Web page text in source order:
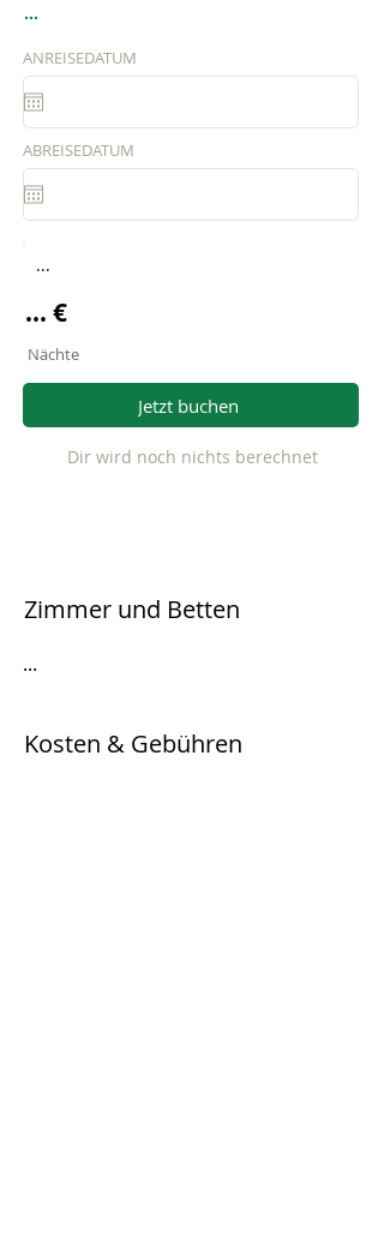
...
ANREISEDATUM
ABREISEDATUM
...
... €
Nächte
Jetzt buchen
Dir wird noch nichts berechnet
Zimmer und Betten
...
Kosten & Gebühren